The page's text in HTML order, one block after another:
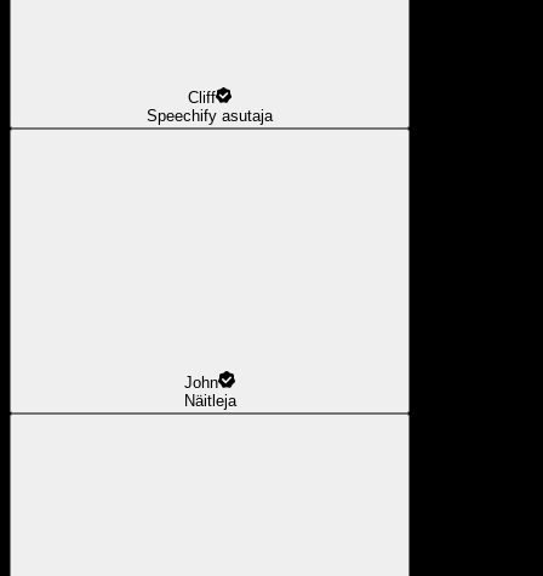
Cliff
Speechify asutaja
John
Näitleja